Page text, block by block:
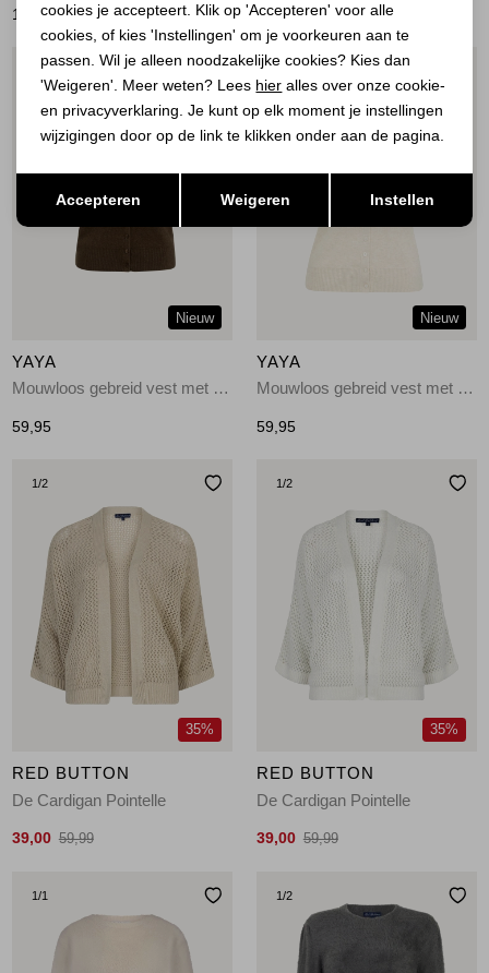
139,95 59,95
/2
Nieuw
YAYA
Mouwloos gebreid vest met knop 908142
59,95
Nieuw
YAYA
Mouwloos gebreid vest met knop 990792
59,95
1/2
35%
RED BUTTON
De Cardigan Pointelle
39,00 59,99
1/2
35%
RED BUTTON
De Cardigan Pointelle
39,00 59,99
1/1 1/2
cookies je accepteert. Klik op 'Accepteren' voor alle
cookies, of kies 'Instellingen' om je voorkeuren aan te
passen. Wil je alleen noodzakelijke cookies? Kies dan
'Weigeren'. Meer weten? Lees hier alles over onze cookie-
en privacyverklaring. Je kunt op elk moment je instellingen
wijzigingen door op de link te klikken onder aan de pagina.
Accepteren Weigeren Instellen